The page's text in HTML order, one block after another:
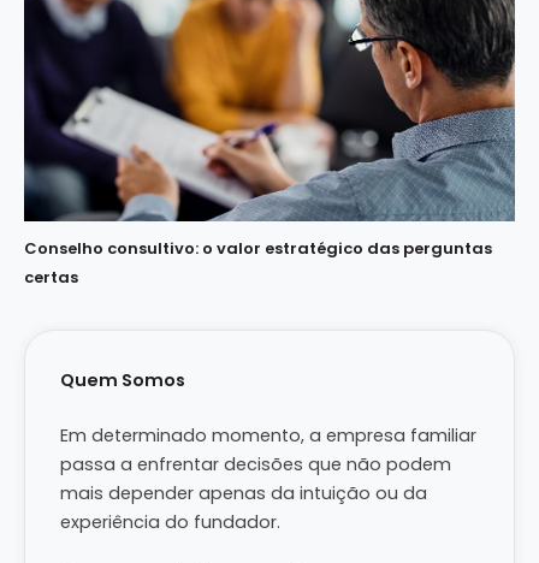
Conselho consultivo: o valor estratégico das perguntas
certas
Quem Somos
Em determinado momento, a empresa familiar
passa a enfrentar decisões que não podem
mais depender apenas da intuição ou da
experiência do fundador.